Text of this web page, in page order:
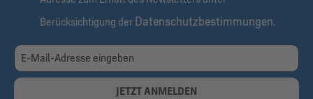
Berücksichtigung der Datenschutzbestimmungen.
JETZT ANMELDEN